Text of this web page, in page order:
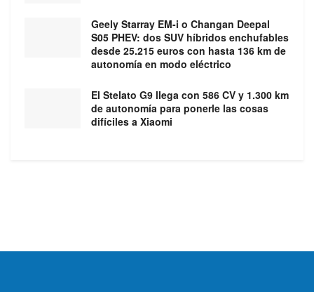
Geely Starray EM-i o Changan Deepal
S05 PHEV: dos SUV híbridos enchufables
desde 25.215 euros con hasta 136 km de
autonomía en modo eléctrico
El Stelato G9 llega con 586 CV y 1.300 km
de autonomía para ponerle las cosas
difíciles a Xiaomi